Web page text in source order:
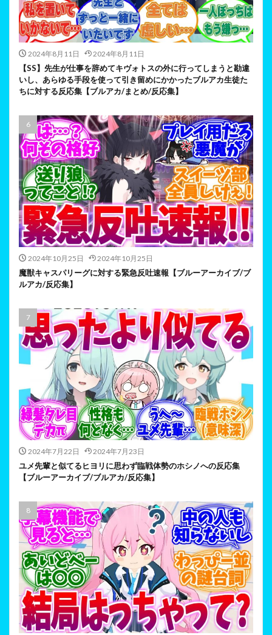
2024年8月11日 2024年8月11日
【SS】先生が仕事を辞めてキヴォトスの外に行ってしまうと勘違
いし、あらゆる手段を使って引き留めにかかったブルアカ生徒た
ちに対する反応集【ブルアカ/まとめ/反応集】
2024年10月25日 2024年10月25日
魔獣キャスパリーグに対する緊急反吐速報【ブルーアーカイブ/ブ
ルアカ/反応集】
2024年7月22日 2024年7月23日
ユメ先輩と似てるヒヨリに思わず臨戦体勢のホシノへの反応集
【ブルーアーカイブ/ブルアカ/反応集】